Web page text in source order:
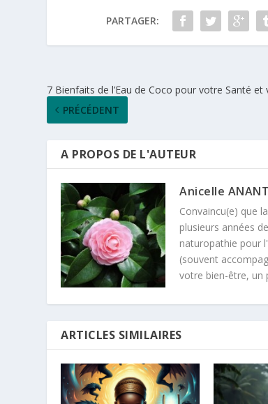
PARTAGER:
7 Bienfaits de l’Eau de Coco pour votre Santé et
PRÉCÉDENT
A PROPOS DE L'AUTEUR
Anicelle
Convaincu(e) que
plusieurs années
naturopathie pour
(souvent
votre bien-être, un
ARTICLES SIMILAIRES